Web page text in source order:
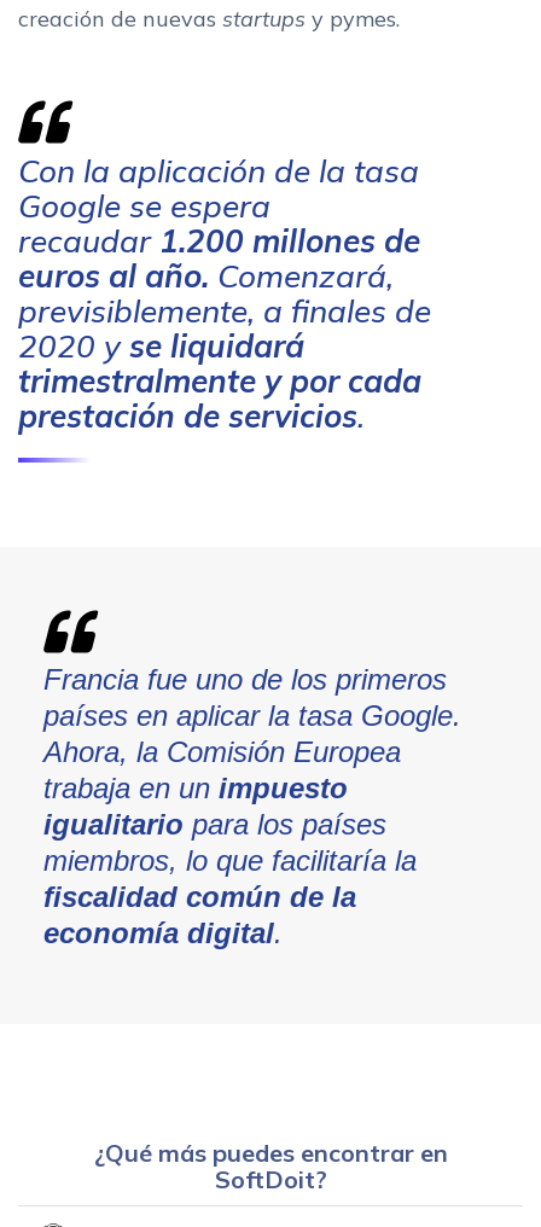
creación de nuevas startups y pymes.
Con la aplicación de la tasa
Google se espera
recaudar 1.200 millones de
euros al año. Comenzará,
previsiblemente, a finales de
2020 yse liquidará
trimestralmente y por cada
prestación de servicios.
Francia fue uno de los primeros
países en aplicar la tasa Google.
Ahora, la Comisión Europea
trabaja en un impuesto
igualitario para los países
miembros, lo que facilitaría la
fiscalidad común de la
economía digital.
¿Qué más puedes encontrar en
SoftDoit?